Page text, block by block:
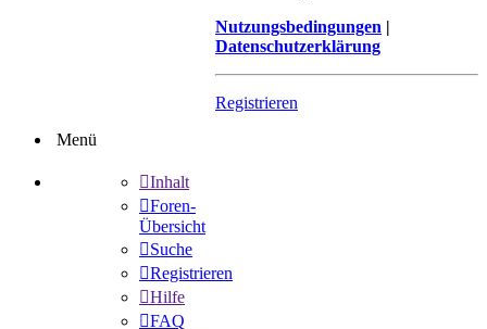
Nutzungsbedingungen |
Datenschutzerklärung
Registrieren
Menü
Inhalt
Foren-
Übersicht
Suche
Registrieren
Hilfe
FAQ